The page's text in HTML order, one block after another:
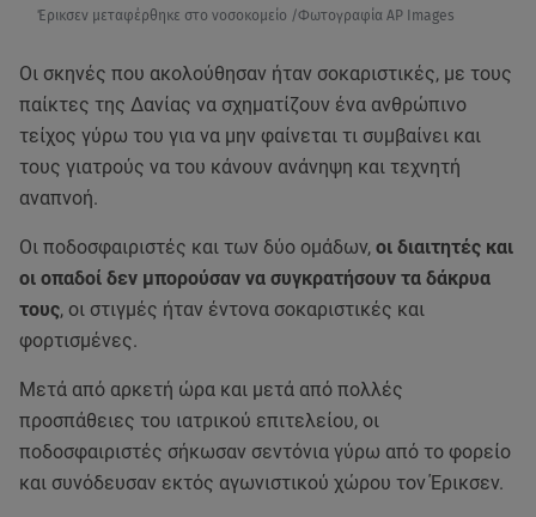
Έρικσεν μεταφέρθηκε στο νοσοκομείο /Φωτογραφία AP Images
Οι σκηνές που ακολούθησαν ήταν σοκαριστικές, με τους
παίκτες της Δανίας να σχηματίζουν ένα ανθρώπινο
τείχος γύρω του για να μην φαίνεται τι συμβαίνει και
τους γιατρούς να του κάνουν ανάνηψη και τεχνητή
αναπνοή.
Οι ποδοσφαιριστές και των δύο ομάδων, οι διαιτητές και
οι οπαδοί δεν μπορούσαν να συγκρατήσουν τα δάκρυα
τους, οι στιγμές ήταν έντονα σοκαριστικές και
φορτισμένες.
Μετά από αρκετή ώρα και μετά από πολλές
προσπάθειες του ιατρικού επιτελείου, οι
ποδοσφαιριστές σήκωσαν σεντόνια γύρω από το φορείο
και συνόδευσαν εκτός αγωνιστικού χώρου τον Έρικσεν.